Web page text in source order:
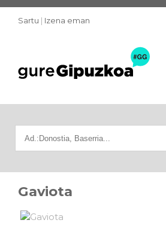
Sartu | Izena eman
Gaviota